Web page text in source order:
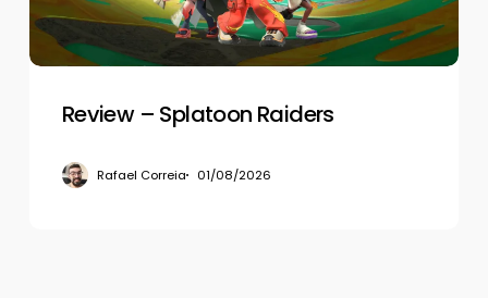
Review – Splatoon Raiders
Rafael Correia 01/08/2026